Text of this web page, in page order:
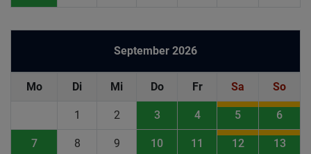
September 2026
Mo Di Mi Do Fr Sa So
1 2 3 4 5 6
7 8 9 10 11 12 13